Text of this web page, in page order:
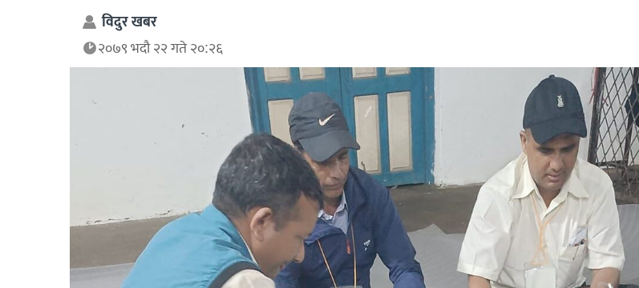
विदुर खबर
२०७९ भदौ २२ गते २०:२६